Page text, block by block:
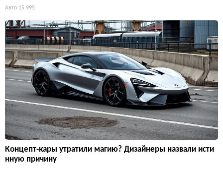
Авто 15 995
Концепт-кары утратили магию? Дизайнеры назвали исти
нную причину